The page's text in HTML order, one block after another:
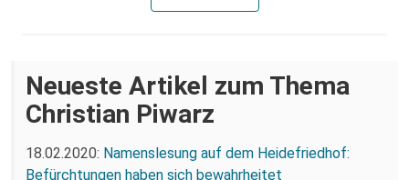
Neueste Artikel zum Thema
Christian Piwarz
18.02.2020: Namenslesung auf dem Heidefriedhof:
Befürchtungen haben sich bewahrheitet